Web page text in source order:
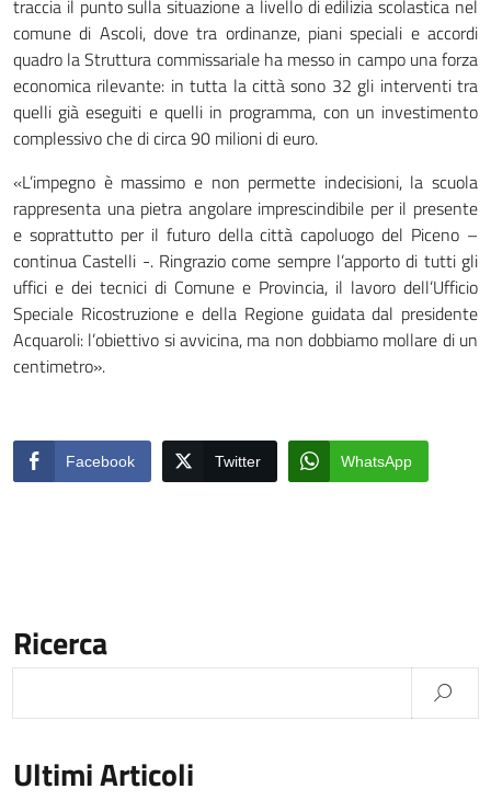
traccia il punto sulla situazione a livello di edilizia scolastica nel
comune di Ascoli, dove tra ordinanze, piani speciali e accordi
quadro la Struttura commissariale ha messo in campo una forza
economica rilevante: in tutta la città sono 32 gli interventi tra
quelli già eseguiti e quelli in programma, con un investimento
complessivo che di circa 90 milioni di euro.
«L’impegno è massimo e non permette indecisioni, la scuola
rappresenta una pietra angolare imprescindibile per il presente
e soprattutto per il futuro della città capoluogo del Piceno –
continua Castelli -. Ringrazio come sempre l’apporto di tutti gli
uffici e dei tecnici di Comune e Provincia, il lavoro dell’Ufficio
Speciale Ricostruzione e della Regione guidata dal presidente
Acquaroli: l’obiettivo si avvicina, ma non dobbiamo mollare di un
centimetro».
Facebook Twitter WhatsApp
Ricerca
Ultimi Articoli